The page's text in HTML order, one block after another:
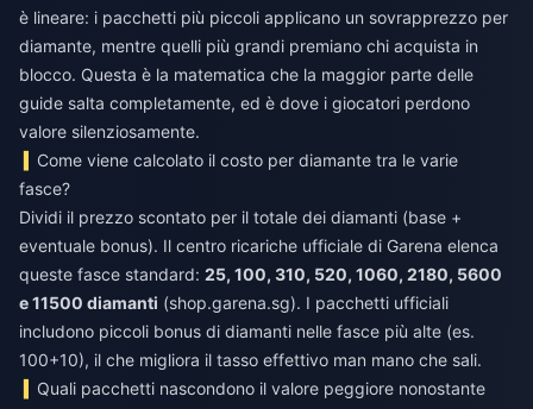
è lineare: i pacchetti più piccoli applicano un sovrapprezzo per
diamante, mentre quelli più grandi premiano chi acquista in
blocco. Questa è la matematica che la maggior parte delle
guide salta completamente, ed è dove i giocatori perdono
valore silenziosamente.
Come viene calcolato il costo per diamante tra le varie
fasce?
Dividi il prezzo scontato per il totale dei diamanti (base +
eventuale bonus). Il centro ricariche ufficiale di Garena elenca
queste fasce standard: 25, 100, 310, 520, 1060, 2180, 5600
e 11500 diamanti (shop.garena.sg). I pacchetti ufficiali
includono piccoli bonus di diamanti nelle fasce più alte (es.
100+10), il che migliora il tasso effettivo man mano che sali.
Quali pacchetti nascondono il valore peggiore nonostante